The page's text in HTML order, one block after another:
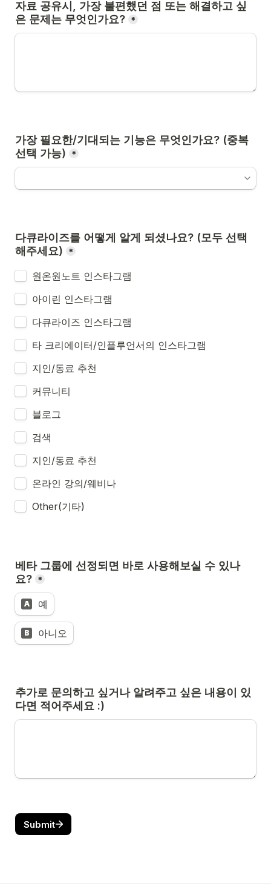
자료 공유시, 가장 불편했던 점 또는 해결하고 싶
은 문제는 무엇인가요? *
가장 필요한/기대되는 기능은 무엇인가요? (중복
선택 가능)
*
다큐라이즈를 어떻게 알게 되셨나요? (모두 선택
해주세요)
*
원온원노트 인스타그램
다큐라이즈 인스타그램
타 크리에이터/인플루언서의 인스타그램
지인/동료 추천
커뮤니티
검색
지인/동료 추천
온라인 강의/웨비나
Other(기타)
베타 그룹에 선정되면 바로 사용해보실 수 있나
요? *
A 예
B 아니오
추가로 문의하고 싶거나 알려주고 싶은 내용이 있
다면 적어주세요 :)
Submit